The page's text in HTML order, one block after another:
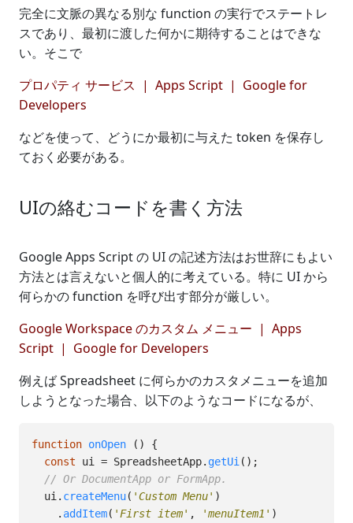
完全に文脈の異なる別な function の実行でステートレ
スであり、最初に渡した何かに期待することはできな
い。そこで
プロパティ サービス | Apps Script | Google for
Developers
などを使って、どうにか最初に与えた token を保存し
ておく必要がある。
UIの絡むコードを書く方法
Google Apps Script の UI の記述方法はお世辞にもよい
方法とは言えないと個人的に考えている。特に UI から
何らかの function を呼び出す部分が厳しい。
Google Workspace のカスタム メニュー | Apps
Script | Google for Developers
例えば Spreadsheet に何らかのカスタメニューを追加
しようとなった場合、以下のようなコードになるが、
function onOpen ()
{
const
ui = SpreadsheetApp. getUi ();
// Or DocumentApp or FormApp.
ui . createMenu( 'Custom Menu' )
. addItem( ' First item' , 'menuItem1 ' )